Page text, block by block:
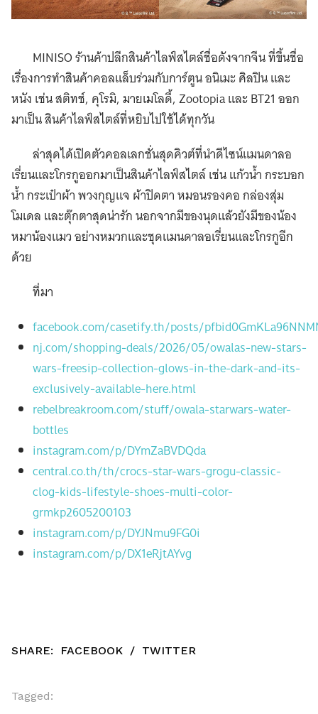
MINISO ร้านค้าปลีกสินค้าไลฟ์สไตล์ชื่อดังจากจีน ที่ขึ้นชื่อ
เรื่องการทำสินค้าคอลแล็บร่วมกับการ์ตูน อนิเมะ ศิลปิน และ
หนัง เช่น สติทช์, คุโรมิ, มายเมโลดี้, Zootopia และ BT21 ออก
มาเป็น สินค้าไลฟ์สไตล์ที่หยิบไปใช้ได้ทุกวัน
ล่าสุดได้เปิดตัวคอลเลกชั่นสุดคิวต์ที่นำดีไซน์แมนดาลอ
เรี่ยนและโกรกูออกมาเป็นสินค้าไลฟ์สไตล์ เช่น แก้วน้ำ กระบอก
น้ำ กระเป๋าผ้า พวงกุญแจ ผ้าปิดตา หมอนรองคอ กล่องสุ่ม
โมเดล และตุ๊กตาสุดน่ารัก นอกจากมีของนุดแล้วยังมีของน้อง
หมาน้องแมว อย่างหมวกและชุดแมนดาลอเรี่ยนและโกรกูอีก
ด้วย
ที่มา
facebook.com/casetify.th/posts/
nj.com/shopping-deals/2026/05/owalas-new-stars-
wars-freesip-collection-glows-in-the-dark-and-its-
exclusively-available-here.html
rebelbreakroom.com/stuff/owala-starwars-water-
bottles
instagram.com/p/DYmZaBVDQda
central.co.th/th/crocs-star-wars-grogu-classic-
clog-kids-lifestyle-shoes-multi-color-
grmkp2605200103
instagram.com/p/DYJNmu9FG0i
instagram.com/p/DX1eRjtAYvg
SHARE: FACEBOOK / TWITTER
Tagged: